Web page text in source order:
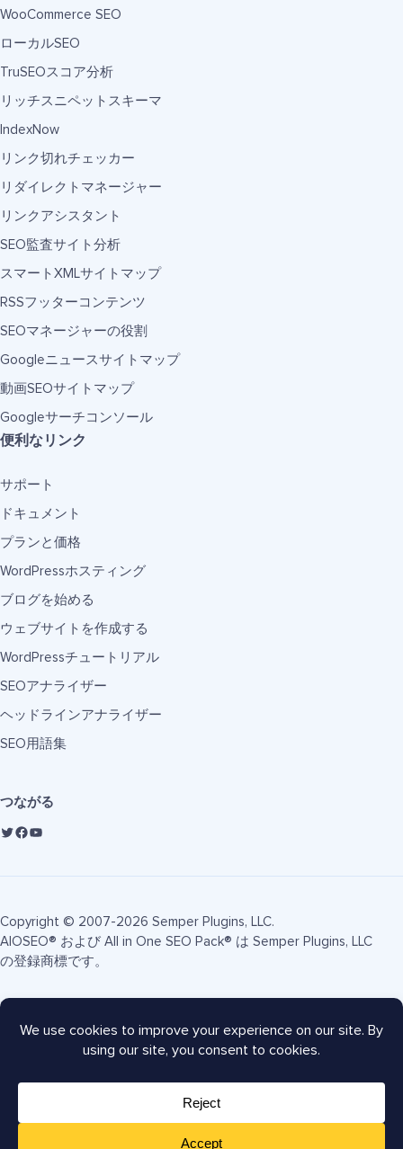
WooCommerce SEO
ローカルSEO
TruSEOスコア分析
リッチスニペットスキーマ
IndexNow
リンク切れチェッカー
リダイレクトマネージャー
リンクアシスタント
SEO監査サイト分析
スマートXMLサイトマップ
RSSフッターコンテンツ
SEOマネージャーの役割
Googleニュースサイトマップ
動画SEOサイトマップ
Googleサーチコンソール
便利なリンク
サポート
ドキュメント
プランと価格
WordPressホスティング
ブログを始める
ウェブサイトを作成する
WordPressチュートリアル
SEOアナライザー
ヘッドラインアナライザー
SEO用語集
つながる
Copyright © 2007-2026 Semper Plugins, LLC.
AIOSEO® および All in One SEO Pack® は Semper Plugins, LLC
の登録商標です。
利用規約
AIOSEOクーポン